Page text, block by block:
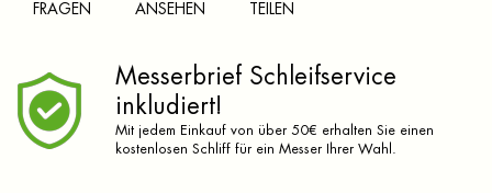
FRAGEN ANSEHEN TEILEN
Messerbrief Schleifservice
inkludiert!
Mit jedem Einkauf von über 50€ erhalten Sie einen
kostenlosen Schliff für ein Messer Ihrer Wahl.